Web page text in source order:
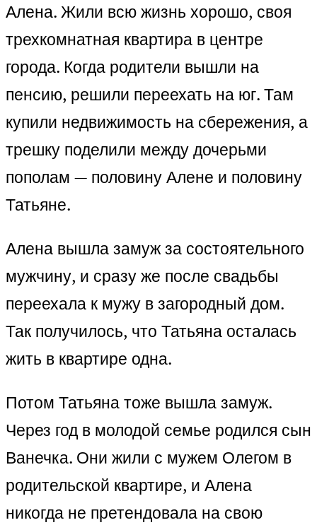
Алена. Жили всю жизнь хорошо, своя
трехкомнатная квартира в центре
города. Когда родители вышли на
пенсию, решили переехать на юг. Там
купили недвижимость на сбережения, а
трешку поделили между дочерьми
пополам — половину Алене и половину
Татьяне.
Алена вышла замуж за состоятельного
мужчину, и сразу же после свадьбы
переехала к мужу в загородный дом.
Так получилось, что Татьяна осталась
жить в квартире одна.
Потом Татьяна тоже вышла замуж.
Через год в молодой семье родился сын
Ванечка. Они жили с мужем Олегом в
родительской квартире, и Алена
никогда не претендовала на свою